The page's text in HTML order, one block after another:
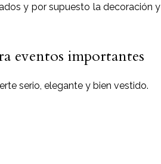
y por supuesto la decoración y
eventos importantes
serio, elegante y bien vestido.